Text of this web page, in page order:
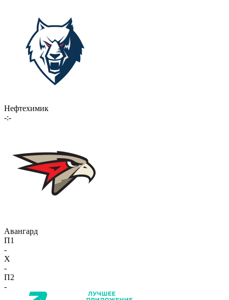
Нефтехимик
-:-
Авангард
П1
-
X
-
П2
-